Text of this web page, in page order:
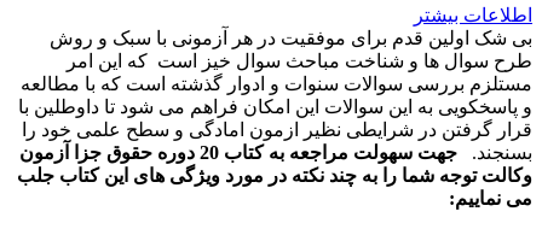
اطلاعات بیشتر
بی شک اولین قدم برای موفقیت در هر آزمونی با سبک و روش
طرح سوال ها و شناخت مباحث سوال خیز است که این امر
مستلزم بررسی سوالات سنوات و ادوار گذشته است که با مطالعه
و پاسخکویی به این سوالات این امکان فراهم می شود تا داوطلین با
قرار گرفتن در شرایطی نظیر ازمون امادگی و سطح علمی خود را
بسنجند.
جهت سهولت مراجعه به کتاب 20 دوره حقوق جزا آزمون
وکالت توجه شما را به چند نکته در مورد ویژگی های این کتاب جلب
می نماییم: